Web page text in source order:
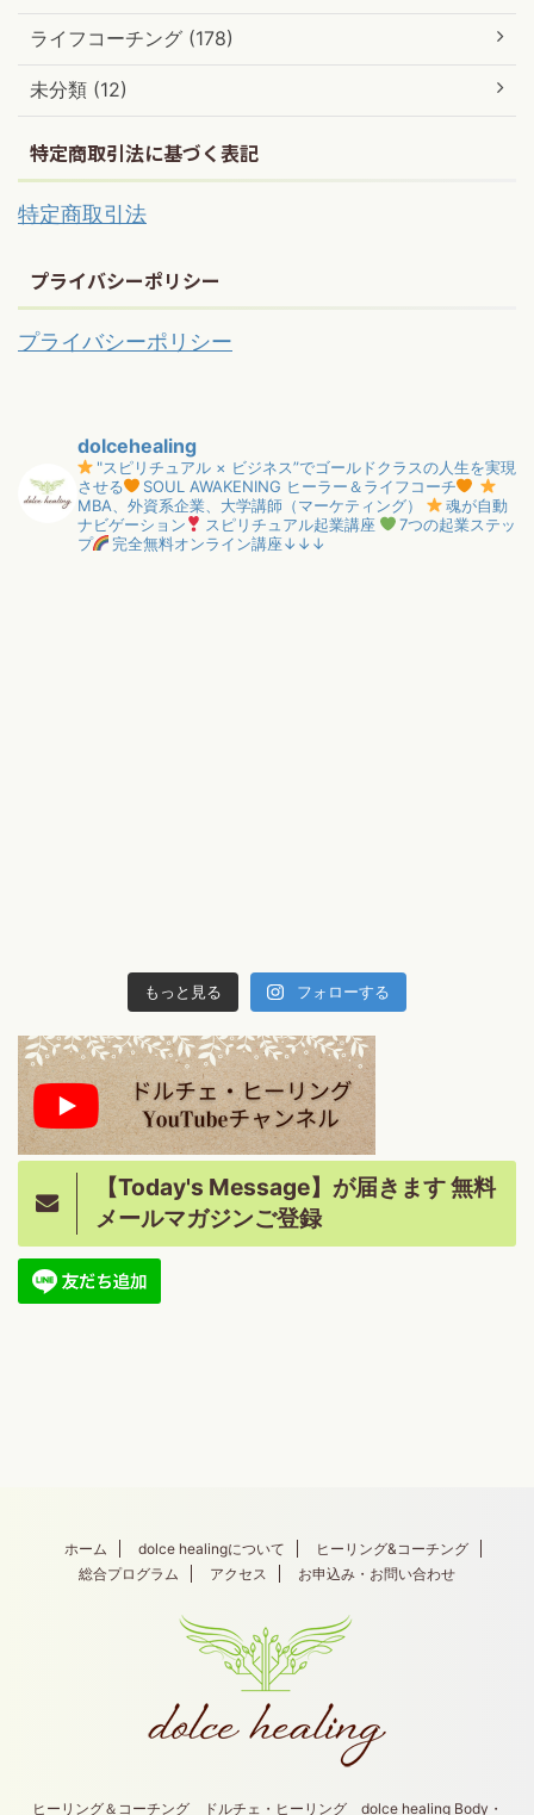
ライフコーチング (178)
未分類 (12)
特定商取引法に基づく表記
特定商取引法
プライバシーポリシー
プライバシーポリシー
dolcehealing
"スピリチュアル × ビジネス”でゴールドクラスの人生を実現
させる
SOUL AWAKENING ヒーラー＆ライフコーチ
MBA、外資系企業、大学講師（マーケティング）
魂が自動
ナビゲーション
スピリチュアル起業講座
7つの起業ステッ
プ
完全無料オンライン講座↓↓↓
もっと見る フォローする
【Today's Message】が届きます 無料
メールマガジンご登録
ホーム dolce healingについて
ヒーリング&コーチング
総合プログラム
アクセス お申込み・お問い合わせ
ヒーリング＆コーチング ドルチェ・ヒーリング dolce healing Body・